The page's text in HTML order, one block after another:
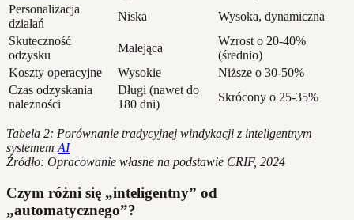
Personalizacja
działań
Niska
Wysoka, dynamiczna
Skuteczność
odzysku
Malejąca
Wzrost o 20-40%
(średnio)
Koszty operacyjne
Wysokie
Niższe o 30-50%
Czas odzyskania
należności
Długi (nawet do
180 dni)
Skrócony o 25-35%
Tabela 2: Porównanie tradycyjnej windykacji z inteligentnym
systemem AI
Źródło: Opracowanie własne na podstawie CRIF, 2024
Czym różni się „inteligentny” od
„automatycznego”?